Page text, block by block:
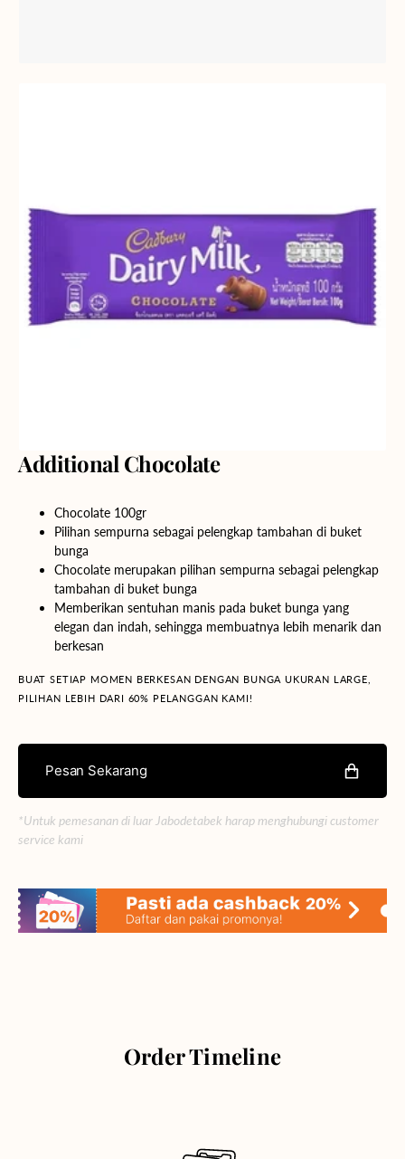
Additional Chocolate
Chocolate 100gr
Pilihan sempurna sebagai pelengkap tambahan di buket
bunga
Chocolate merupakan pilihan sempurna sebagai pelengkap
tambahan di buket bunga
Memberikan sentuhan manis pada buket bunga yang
elegan dan indah, sehingga membuatnya lebih menarik dan
berkesan
BUAT SETIAP MOMEN BERKESAN DENGAN BUNGA UKURAN LARGE,
PILIHAN LEBIH DARI 60% PELANGGAN KAMI!
Pesan Sekarang
*Untuk pemesanan di luar Jabodetabek harap menghubungi customer
service kami
Order Timeline